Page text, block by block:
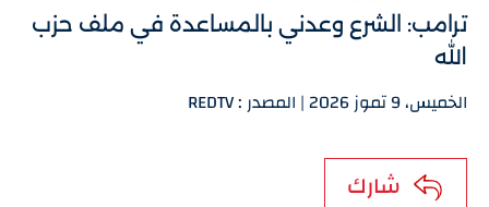
ترامب: الشرع وعدني بالمساعدة في ملف حزب
الله
الخميس، 9 تموز 2026 | المصدر : REDTV
شارك